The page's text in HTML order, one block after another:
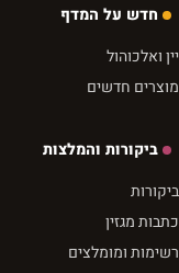
חדש על המדף
יין ואלכוהול
מוצרים חדשים
ביקורות והמלצות
ביקורות
כתבות מגזין
רשימות ומומלצים